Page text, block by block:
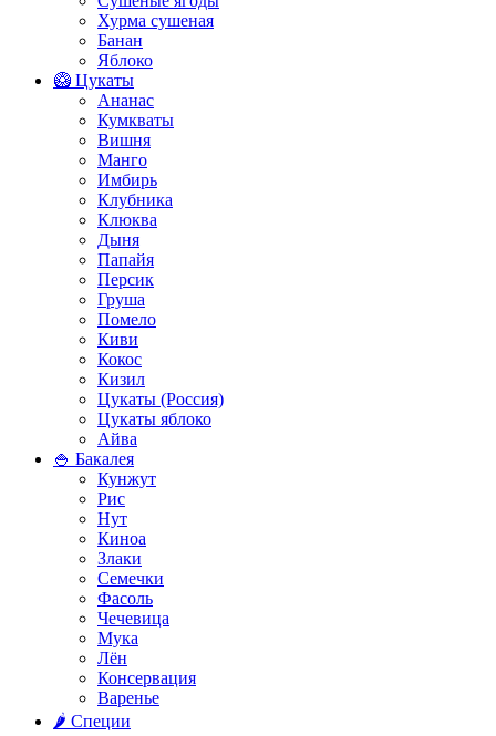
Хурма сушеная
Банан
Яблоко
🥝 Цукаты
Ананас
Кумкваты
Вишня
Манго
Имбирь
Клубника
Клюква
Дыня
Папайя
Персик
Груша
Помело
Киви
Кокос
Кизил
Цукаты (Россия)
Цукаты яблоко
Айва
🍚 Бакалея
Кунжут
Рис
Нут
Киноа
Злаки
Семечки
Фасоль
Чечевица
Мука
Лён
Консервация
Варенье
🌶️ Специи